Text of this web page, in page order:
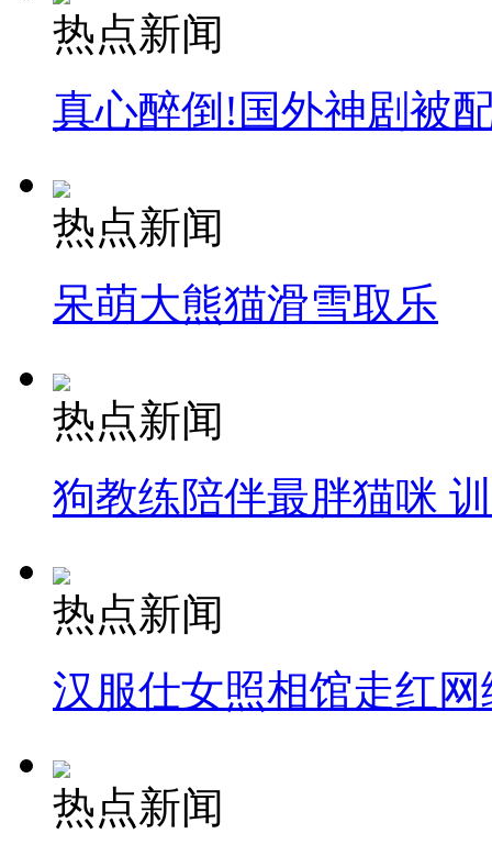
热点新闻
真心醉倒!国外神剧被
热点新闻
呆萌大熊猫滑雪取乐
热点新闻
狗教练陪伴最胖猫咪
热点新闻
汉服仕女照相馆走红网
热点新闻